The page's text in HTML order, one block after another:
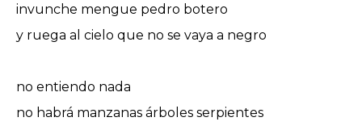
invunche mengue pedro botero
y ruega al cielo que no se vaya a negro
no entiendo nada
no habrá manzanas árboles serpientes